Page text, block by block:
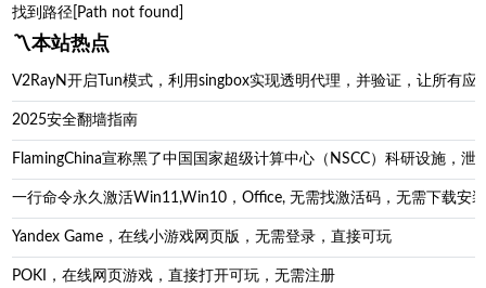
找到路径[Path not found]
〽️本站热点
V2RayN开启Tun模式，利用singbox实现透明代理，并验证，让所有
2025安全翻墙指南
FlamingChina宣称黑了中国国家超级计算中心（NSCC）科研设施，
一行命令永久激活Win11,Win10，Office, 无需找激活码，无需下载安
Yandex Game，在线小游戏网页版，无需登录，直接可玩
POKI，在线网页游戏，直接打开可玩，无需注册